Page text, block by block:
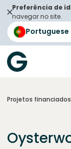
Preferência de
navegar no site.
Portuguese
Projetos financiados